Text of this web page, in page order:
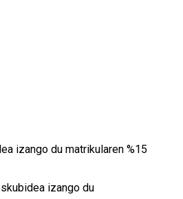
izango du matrikularen %15
izango du